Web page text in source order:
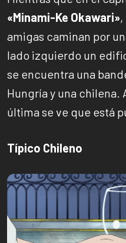
«Minami-Ke Okawari»
amigas caminan por
lado izquierdo un
se encuentra una
Hungría y una
última se ve que está
Típico Chileno